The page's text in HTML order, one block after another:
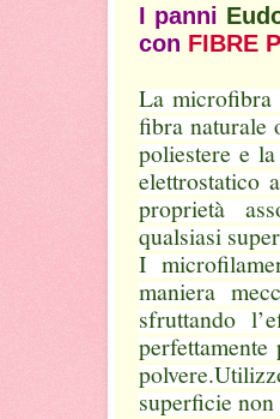
I panni
con FIBRE
La microfibra
fibra naturale
poliestere e
elettrostatico
proprietà
qualsiasi
I
maniera
sfruttando
superficie